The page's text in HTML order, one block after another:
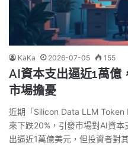
KaKa 2026-07-05 155
AI資本支出逼近1萬億
市場擔憂
近期「Silicon Data LLM
來下跌20%，引發市場對AI資
出逼近1萬億美元，但投資者對